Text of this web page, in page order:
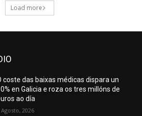
coste das baixas médicas dispara un
en Galicia e roza os tres millóns de
ao día
Agosto, 2026